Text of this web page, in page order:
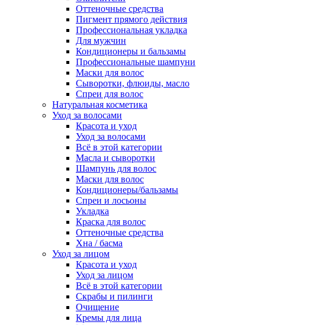
Оттеночные средства
Пигмент прямого действия
Профессиональная укладка
Для мужчин
Кондиционеры и бальзамы
Профессиональные шампуни
Маски для волос
Сыворотки, флюиды, масло
Спреи для волос
Натуральная косметика
Уход за волосами
Красота и уход
Уход за волосами
Всё в этой категории
Масла и сыворотки
Шампунь для волос
Маски для волос
Кондиционеры/бальзамы
Спреи и лосьоны
Укладка
Краска для волос
Оттеночные средства
Хна / басма
Уход за лицом
Красота и уход
Уход за лицом
Всё в этой категории
Скрабы и пилинги
Очищение
Кремы для лица